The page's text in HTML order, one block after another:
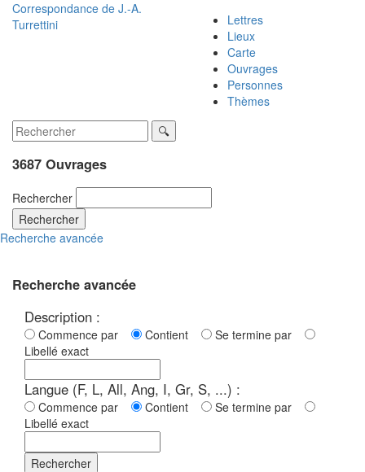
Correspondance de J.-A.
Turrettini
Lettres
Lieux
Carte
Ouvrages
Personnes
Thèmes
3687 Ouvrages
Rechercher
Rechercher
Recherche avancée
Recherche avancée
Description :
Commence par Contient
Se termine par
Libellé exact
Langue (F, L, All, Ang, I, Gr, S, ...) :
Commence par Contient
Se termine par
Libellé exact
Rechercher